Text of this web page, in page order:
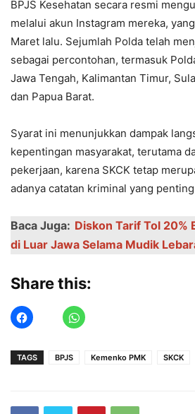
BPJS Kesehatan secara resmi
melalui akun Instagram mereka,
Maret lalu. Sejumlah Polda telah
sebagai percontohan, termasuk
Jawa Tengah, Kalimantan Timur,
dan Papua Barat.
Syarat ini menunjukkan dampak
kepentingan masyarakat, terutama
pekerjaan, karena SKCK tetap
adanya catatan kriminal yang
Baca Juga: Diskon Tarif Tol 20%
di Luar Jawa Selama Mudik
Share this:
TAGS BPJS Kemenko PMK SKCK